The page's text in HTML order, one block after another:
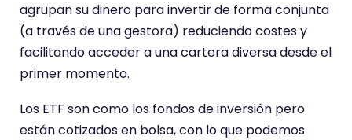
agrupan su dinero para invertir de forma conjunta
(a través de una gestora) reduciendo costes y
facilitando acceder a una cartera diversa desde el
primer momento.
Los ETF son como los fondos de inversión pero
están cotizados en bolsa, con lo que podemos